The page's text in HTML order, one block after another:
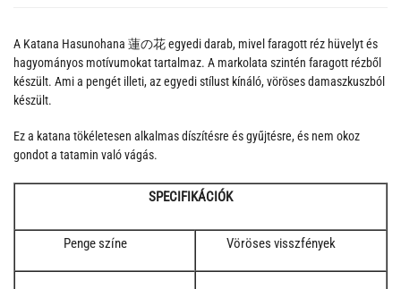
A Katana Hasunohana 蓮の花 egyedi darab, mivel faragott réz hüvelyt és
hagyományos motívumokat tartalmaz. A markolata szintén faragott rézből
készült. Ami a pengét illeti, az egyedi stílust kínáló, vöröses damaszkuszból
készült.
Ez a katana tökéletesen alkalmas díszítésre és gyűjtésre, és nem okoz
gondot a tatamin való vágás.
SPECIFIKÁCIÓK
Penge színe Vöröses visszfények